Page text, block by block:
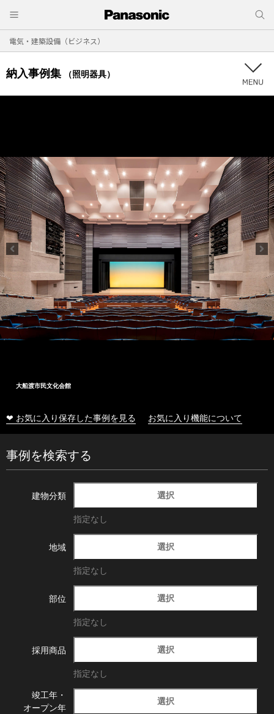
電気・建築設備（ビジネス）
納入事例集 （照明器具）
大船渡市民文化会館
❤ お気に入り保存した事例を見る お気に入り機能について
事例を検索する
建物分類 選択
指定なし
地域 選択
指定なし
部位 選択
指定なし
採用商品 選択
指定なし
竣工年・
オープン年
選択